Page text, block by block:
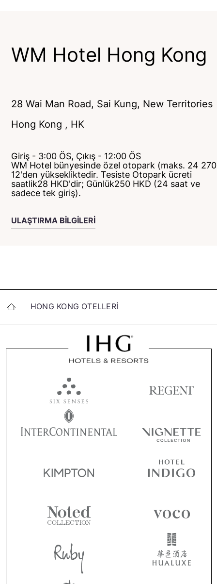
WM Hotel Hong Kong
28 Wai Man Road, Sai Kung, New Territories
Hong Kong , HK
Giriş - 3:00 ÖS, Çıkış - 12:00 ÖS
WM Hotel bünyesinde özel otopark (maks. 24 270
12'den yüksekliktedir. Tesiste Otopark ücreti
saatlik28 HKD'dir; Günlük250 HKD (24 saat ve
sadece tek giriş).
ULAŞTIRMA BILGILERI
HONG KONG OTELLERI